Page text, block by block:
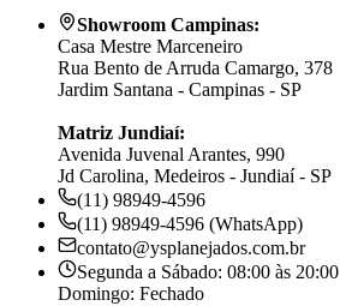
Showroom Campinas:
Casa Mestre Marceneiro
Rua Bento de Arruda Camargo, 378
Jardim Santana - Campinas - SP
Matriz Jundiaí:
Avenida Juvenal Arantes, 990
Jd Carolina, Medeiros - Jundiaí - SP
(11) 98949-4596
(11) 98949-4596 (WhatsApp)
contato@ysplanejados.com.br
Segunda a Sábado: 08:00 às 20:00
Domingo: Fechado